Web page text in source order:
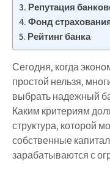
Репутация
Фонд
Рейтинг банка
Сегодня, когда
простой нельзя,
выбрать надежный
Каким критериям
структура, которой
собственные
зарабатываются с